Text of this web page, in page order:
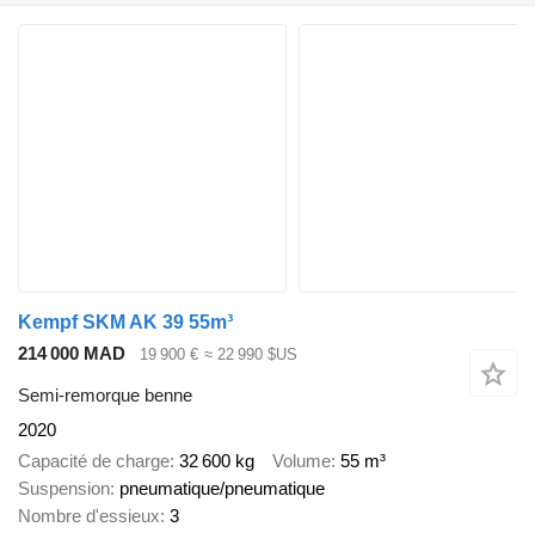
Kempf SKM AK 39 55m³
214 000 MAD
19 900 € ≈ 22 990 $US
Semi-remorque benne
2020
Capacité de charge 32 600 kg Volume 55 m³
Suspension pneumatique/pneumatique
Nombre d'essieux 3